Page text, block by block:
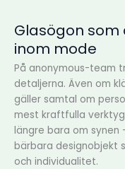
Glasögon
inom mode
På anonymous-team
detaljerna. Även om
gäller samtal om
mest kraftfulla
längre bara om
bärbara designobjekt
och individualitet.
Glasögon
som
kreativa
identiteten
inom
mode